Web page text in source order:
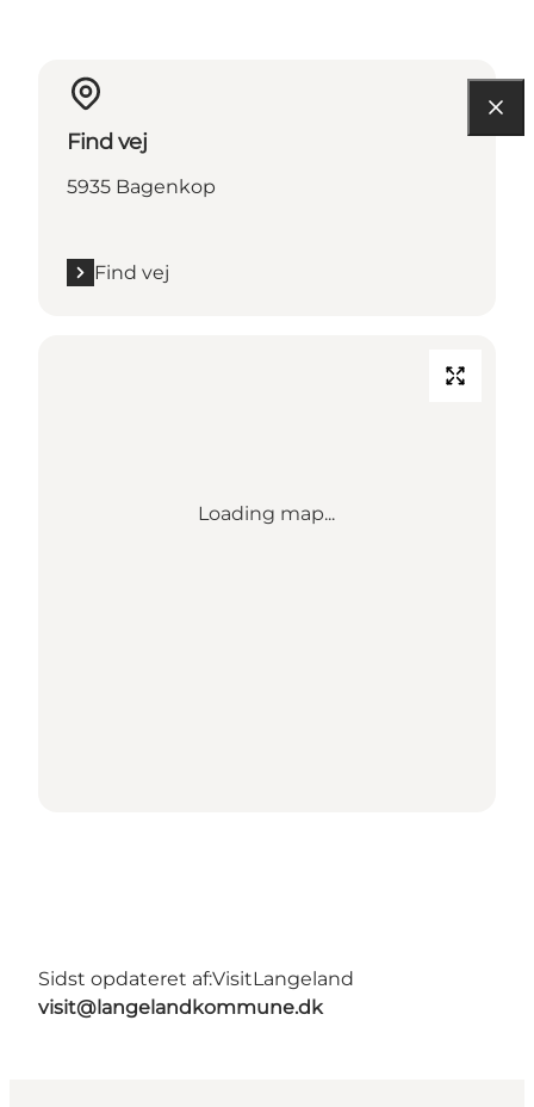
Find vej
5935 Bagenkop
Find vej
Loading map...
Sidst opdateret af:VisitLangeland
visit@langelandkommune.dk